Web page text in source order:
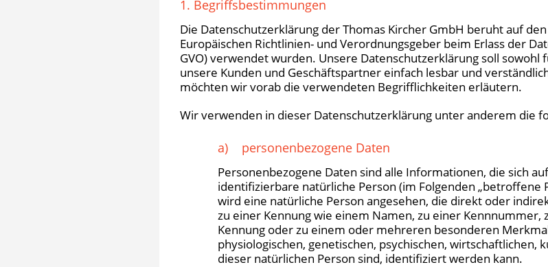
1. Begriffsbestimmungen
Die Datenschutzerklärung der Thomas Kircher GmbH beruht auf
Europäischen Richtlinien- und Verordnungsgeber beim Erlass der
GVO) verwendet wurden. Unsere Datenschutzerklärung soll
unsere Kunden und Geschäftspartner einfach lesbar und
möchten wir vorab die verwendeten Begrifflichkeiten erläutern.
Wir verwenden in dieser Datenschutzerklärung unter anderem die
a) personenbezogene Daten
Personenbezogene Daten sind alle Informationen, die sich
identifizierbare natürliche Person (im Folgenden „betroffene
wird eine natürliche Person angesehen, die direkt oder
zu einer Kennung wie einem Namen, zu einer Kennnummer,
Kennung oder zu einem oder mehreren besonderen
physiologischen, genetischen, psychischen, wirtschaftlichen,
dieser natürlichen Person sind, identifiziert werden kann.